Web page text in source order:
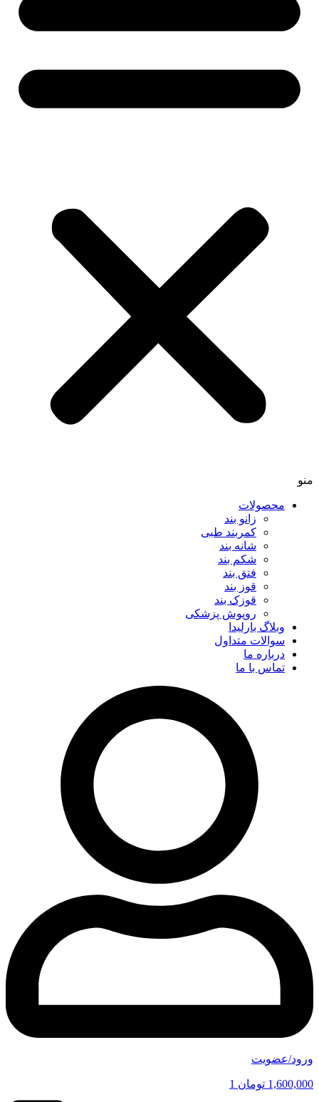
منو
محصولات
زانو بند
کمربند طبی
شانه بند
شکم بند
فتق بند
قوز بند
قوزک بند
روپوش پزشکی
وبلاگ بارلیدا
سوالات متداول
درباره ما
تماس با ما
ورود/عضویت
1,600,000 تومان 1